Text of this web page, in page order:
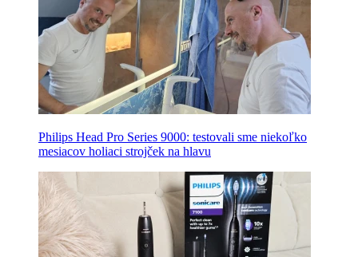
Philips Head Pro Series 9000: testovali sme niekoľko
mesiacov holiaci strojček na hlavu